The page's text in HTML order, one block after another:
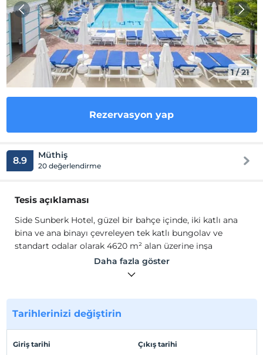
1/21
Rezervasyon yap
8.9 Müthiş
20 değerlendirme
Tesis açıklaması
Side Sunberk Hotel, güzel bir bahçe içinde, iki katlı ana
bina ve ana binayı çevreleyen tek katlı bungolav ve
standart odalar olarak 4620 m² alan üzerine inşa
edilmiştir. Tesis ana binamızda standart ve aile
odalarımız ve ayrıca ana binayı çevreleyen tek katlı
Side Sunberk Hotel'de; standart oda (max.3 yetişkin),
bungalov oda (max.2 yetişkin) ve aile odaları (max.4
balkon, telefon, odanın zemini parke veya seramik
Daha fazla göster
Tarihlerinizi değiştirin
Giriş tarihi Çıkış tarihi